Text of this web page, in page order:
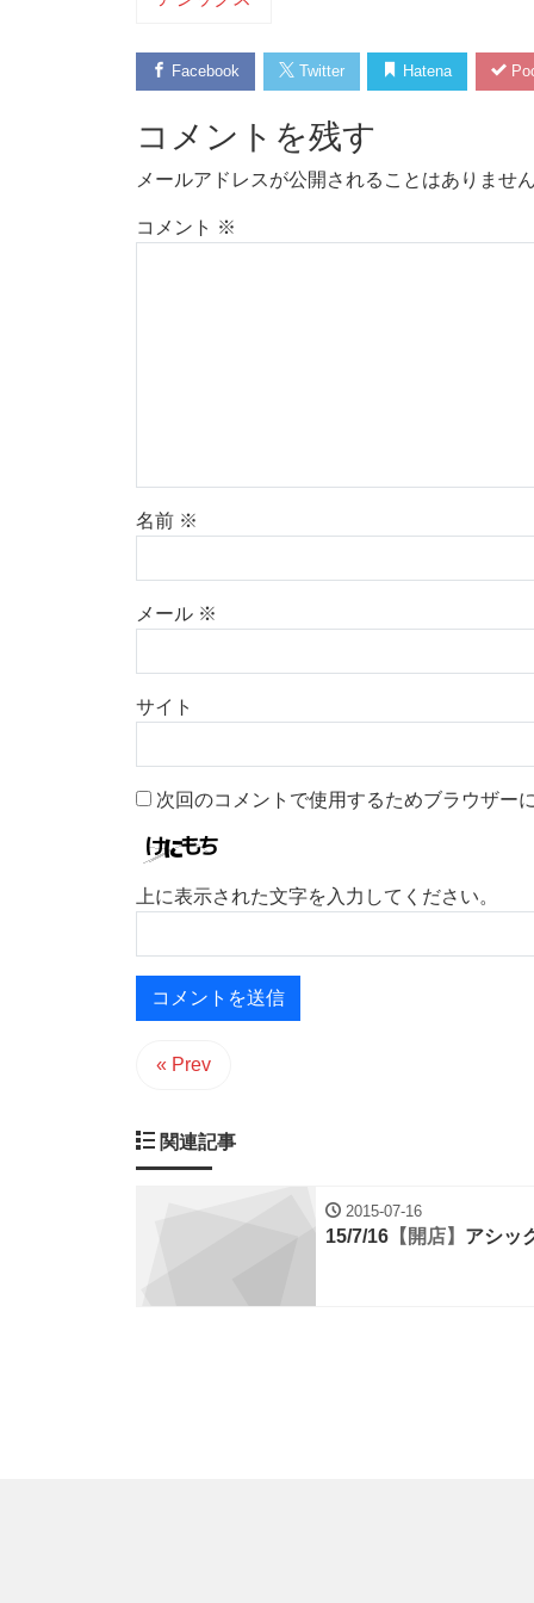
Facebook Twitter Hatena
コメントを残す
メールアドレスが公開されることはありません
コメント ※
名前 ※
メール ※
サイト
次回のコメントで使用するためブラウザー
上に表示された文字を入力してください。
« Prev
関連記事
2015-07-16
15/7/16 【開店】 アシッ